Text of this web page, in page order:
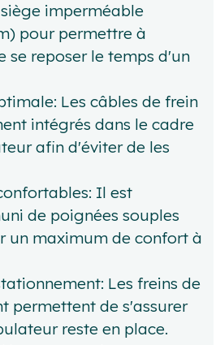
imperméable
pour permettre à
se reposer le temps d'un
Les câbles de frein
intégrés dans le cadre
afin d'éviter de les
Il est
de poignées souples
un maximum de confort à
Les freins de
permettent de s'assurer
reste en place.